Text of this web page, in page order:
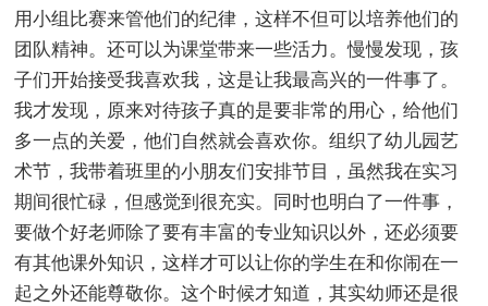
用小组比赛来管他们的纪律，这样不但可以培养他们的
团队精神。还可以为课堂带来一些活力。慢慢发现，孩
子们开始接受我喜欢我，这是让我最高兴的一件事了。
我才发现，原来对待孩子真的是要非常的用心，给他们
多一点的关爱，他们自然就会喜欢你。组织了幼儿园艺
术节，我带着班里的小朋友们安排节目，虽然我在实习
期间很忙碌，但感觉到很充实。同时也明白了一件事，
要做个好老师除了要有丰富的专业知识以外，还必须要
有其他课外知识，这样才可以让你的学生在和你闹在一
起之外还能尊敬你。这个时候才知道，其实幼师还是很